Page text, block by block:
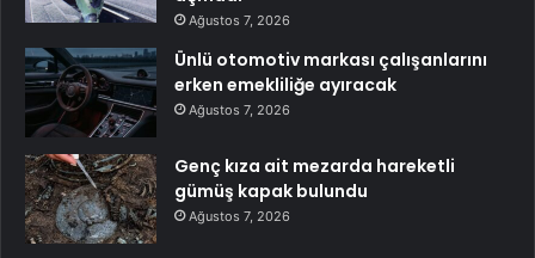
Ağustos 7, 2026
Ünlü otomotiv markası çalışanlarını
erken emekliliğe ayıracak
Ağustos 7, 2026
Genç kıza ait mezarda hareketli
gümüş kapak bulundu
Ağustos 7, 2026